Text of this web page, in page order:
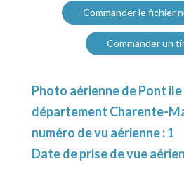
Commander le fichier
Commander un
Photo aérienne de Pont
département Charente-
numéro de vu aérienne : 1
Date de prise de vue